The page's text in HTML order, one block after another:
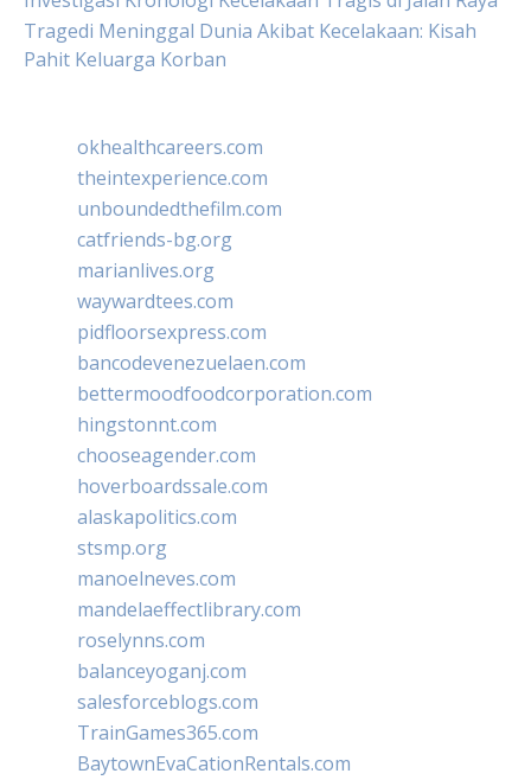
Tragedi Meninggal Dunia Akibat Kecelakaan: Kisah
Pahit Keluarga Korban
okhealthcareers.com
theintexperience.com
unboundedthefilm.com
catfriends-bg.org
marianlives.org
waywardtees.com
pidfloorsexpress.com
bancodevenezuelaen.com
bettermoodfoodcorporation.com
hingstonnt.com
chooseagender.com
hoverboardssale.com
alaskapolitics.com
stsmp.org
manoelneves.com
mandelaeffectlibrary.com
roselynns.com
balanceyoganj.com
salesforceblogs.com
TrainGames365.com
BaytownEvaCationRentals.com